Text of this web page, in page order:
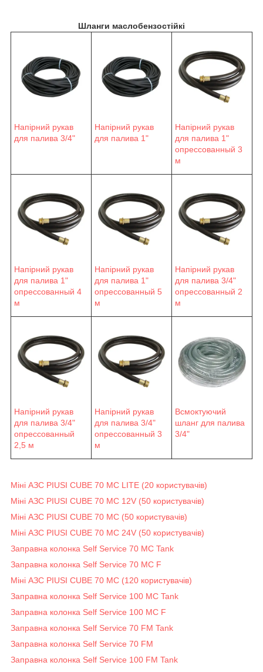
Шланги маслобензостійкі
Напірний рукав
для палива 3/4"
Напірний рукав
для палива 1"
Напірний рукав
для палива 1"
опрессованный 3
м
Напірний рукав
для палива 1"
опрессованный 4
м
Напірний рукав
для палива 1"
опрессованный 5
м
Напірний рукав
для палива 3/4"
опрессованный 2
м
Напірний рукав
для палива 3/4"
опрессованный
2,5 м
Напірний рукав
для палива 3/4"
опрессованный 3
м
Всмоктуючий
шланг для палива
3/4"
Міні АЗС PIUSI CUBE 70 MC LITE (20 користувачів)
Міні АЗС PIUSI CUBE 70 MC 12V (50 користувачів)
Міні АЗС PIUSI CUBE 70 MC (50 користувачів)
Міні АЗС PIUSI CUBE 70 MC 24V (50 користувачів)
Заправна колонка Self Service 70 MC Tank
Заправна колонка Self Service 70 MC F
Міні АЗС PIUSI CUBE 70 MC (120 користувачів)
Заправна колонка Self Service 100 MC Tank
Заправна колонка Self Service 100 MC F
Заправна колонка Self Service 70 FM Tank
Заправна колонка Self Service 70 FM
Заправна колонка Self Service 100 FM Tank